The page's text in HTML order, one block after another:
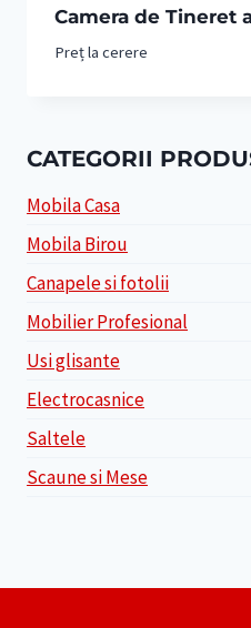
Camera de Tineret
Preț la cerere
CATEGORII
Mobila Casa
Mobila Birou
Canapele si fotolii
Mobilier Profesional
Usi glisante
Electrocasnice
Saltele
Scaune si Mese